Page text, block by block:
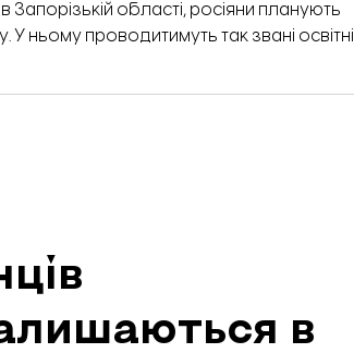
області, росіяни планують
ньому проводитимуть так звані освітні
в